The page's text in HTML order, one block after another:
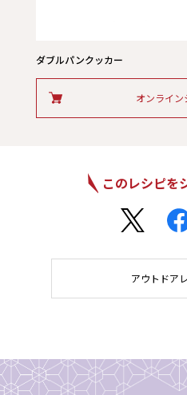
ダブルパンクッカー
オンライ
このレシピを
アウトドア